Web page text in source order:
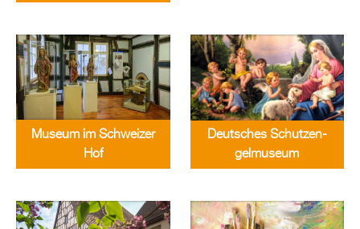
Mu­se­um im Schwei­zer
Hof
Deut­sches Schutz­en­
gel­mu­se­um